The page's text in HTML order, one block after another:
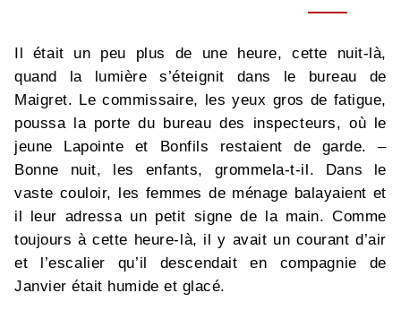
Il était un peu plus de une heure, cette nuit-là,
quand la lumière s’éteignit dans le bureau de
Maigret. Le commissaire, les yeux gros de fatigue,
poussa la porte du bureau des inspecteurs, où le
jeune Lapointe et Bonfils restaient de garde. –
Bonne nuit, les enfants, grommela-t-il. Dans le
vaste couloir, les femmes de ménage balayaient et
il leur adressa un petit signe de la main. Comme
toujours à cette heure-là, il y avait un courant d’air
et l’escalier qu’il descendait en compagnie de
Janvier était humide et glacé.